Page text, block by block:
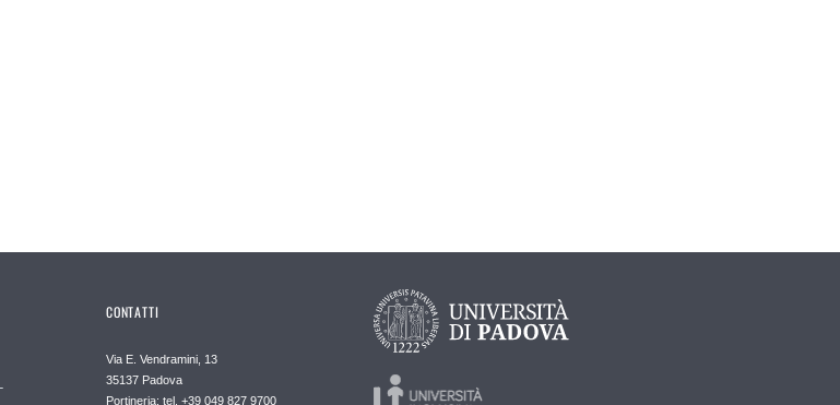
CONTATTI
Via E. Vendramini, 13
35137 Padova
Portineria: tel. +39 049 827 9700